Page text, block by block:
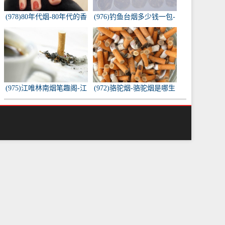
(978)80年代烟-80年代的香
(976)钓鱼台烟多少钱一包-
钓鱼台烟多少钱一包
(975)江唯林南烟笔趣阁-江
唯林南烟小说叫什么名
字？
(972)骆驼烟-骆驼烟是哪生
产的